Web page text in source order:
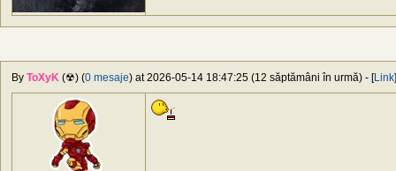
By ToXyK (☢) (0 mesaje) at 2026-05-14 18:47:25 (12 săptămâni în urmă) - [Link]